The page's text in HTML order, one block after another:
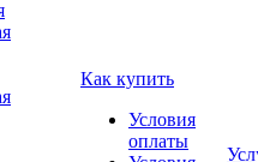
Как купить
Условия
оплаты